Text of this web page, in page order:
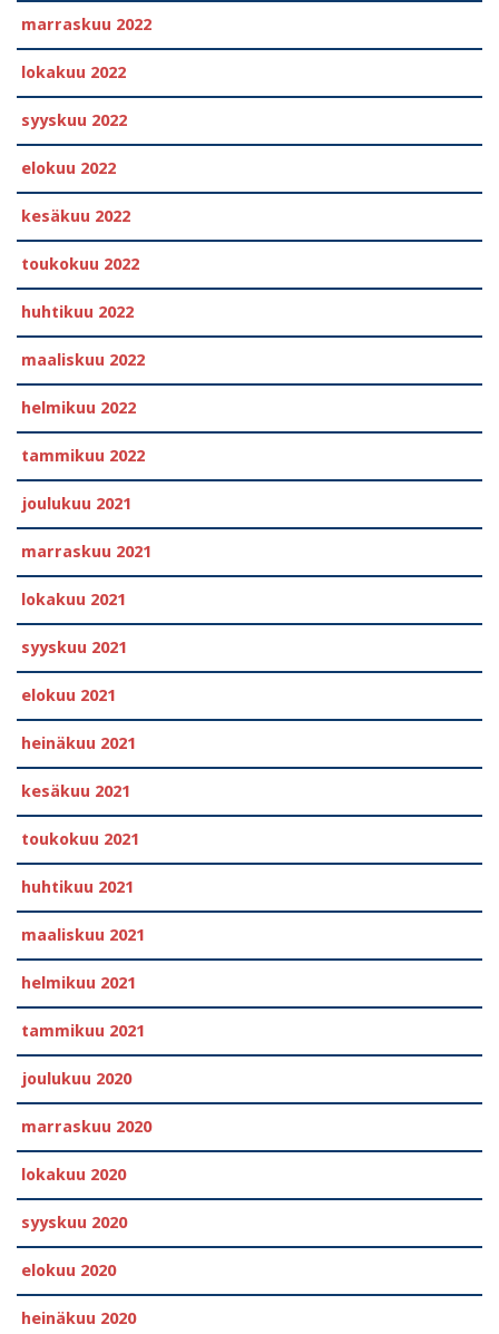
marraskuu 2022
lokakuu 2022
syyskuu 2022
elokuu 2022
kesäkuu 2022
toukokuu 2022
huhtikuu 2022
maaliskuu 2022
helmikuu 2022
tammikuu 2022
joulukuu 2021
marraskuu 2021
lokakuu 2021
syyskuu 2021
elokuu 2021
heinäkuu 2021
kesäkuu 2021
toukokuu 2021
huhtikuu 2021
maaliskuu 2021
helmikuu 2021
tammikuu 2021
joulukuu 2020
marraskuu 2020
lokakuu 2020
syyskuu 2020
elokuu 2020
heinäkuu 2020